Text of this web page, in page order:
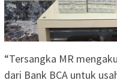
“Tersangka MR
dari Bank BCA untuk